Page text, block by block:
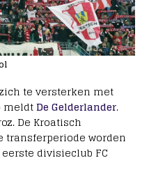
te versterken met
meldtDe Gelderlander.
De Kroatisch
worden
divisieclub FC